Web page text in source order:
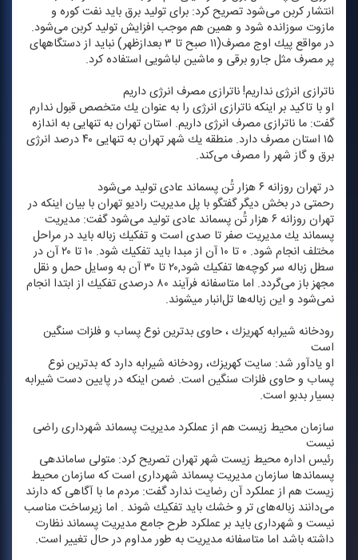
انتشار كربن می‌شود تصریح كرد: برای تولید برق باید نفت كوره و
مازوت سوزانده شود و همین هم موجب افزایش تولید كربن می‌شود.
در مواقع پیك اوج مصرف(۱۱ صبح تا ۳ بعدازظهر) نباید از دستگاههای
پر مصرف مثل جارو برقی و ماشین لباشویی استفاده كرد.
ناترازی انرژی نداریم! ناترازی مصرف انرژی داریم
او با تاكید بر اینكه ناترازی انرژی را به عنوان یك متخصص قبول ندارم
گفت: ما ناترازی مصرف انرژی داریم. استان تهران به تنهایی به اندازه
۱۵ استان مصرف دارد. منطقه یك شهر تهران به تنهایی ۴۰ درصد انرژی
برق و گاز شهر را مصرف می‌كند.
در تهران روزانه ۶ هزار تُن پسماند عادی تولید می‌شود
رحمتی در بخش دیگر گفتگو با پل مدیریت رادیو تهران با بیان اینكه در
تهران روزانه ۶ هزار تُن پسماند عادی تولید می‌شود گفت: مدیریت
پسماند یك مدیریت صفر تا صدی است و تفكیك زباله باید در مراحل
مختلف انجام شود. ۰ تا ۱۰ آن از مبدا باید تفكیك شود. ۱۰ تا ۲۰ آن در
سطل زباله سر كوچه‌ها تفكیك شود,۲۰ تا ۳۰ آن به وسایل حمل و نقل
مجهز باز می‌گردد. اما متاسفانه فرآیند ۸۰ درصدی تفكیك از ابتدا انجام
نمی‌شود و این زباله‌ها تل‌انبار میشوند.
رودخانه شیرابه كهریزك ، حاوی بدترین نوع پساب و فلزات سنگین
است
او یادآور شد: سایت كهریزك، رودخانه شیرابه دارد كه بدترین نوع
پساب و حاوی فلزات سنگین است. ضمن اینكه در پایین دست شیرابه
بسیار بدبو است.
سازمان محیط زیست هم از عملكرد مدیریت پسماند شهرداری راضی
نیست
رئیس اداره محیط زیست شهر تهران تصریح كرد: متولی ساماندهی
پسماندها سازمان مدیریت پسماند شهرداری است كه سازمان محیط
زیست هم از عملكرد آن رضایت ندارد گفت: مردم ما با آگاهی كه دارند
می‌دانند زباله‌های تر و خشك باید تفكیك شوند . اما زیرساخت مناسب
نیست و شهرداری باید بر عملكرد طرح جامع مدیریت پسماند نظارت
داشته باشد اما متاسفانه مدیریت به طور مداوم در حال تغییر است.